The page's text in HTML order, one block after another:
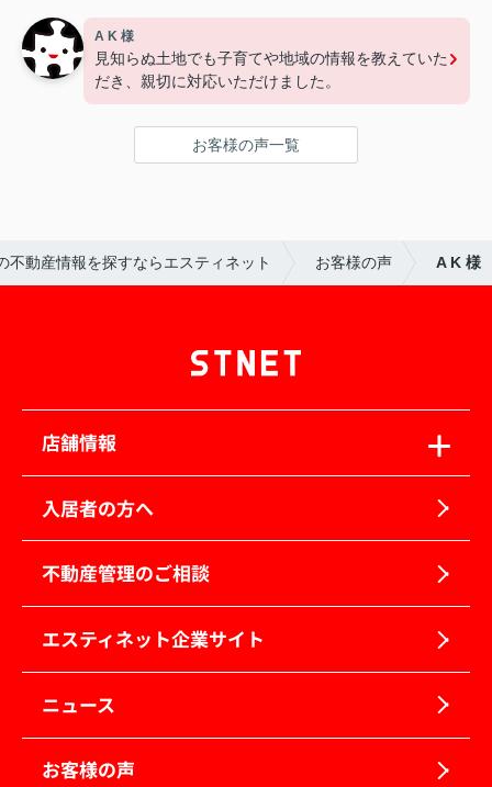
A K 様
見知らぬ土地でも子育てや地域の情報を教えていた
だき、親切に対応いただけました。
お客様の声一覧
不動産情報を探すならエスティネット お客様の声 A K 様
店舗情報
入居者の方へ
不動産管理のご相談
エスティネット企業サイト
ニュース
お客様の声